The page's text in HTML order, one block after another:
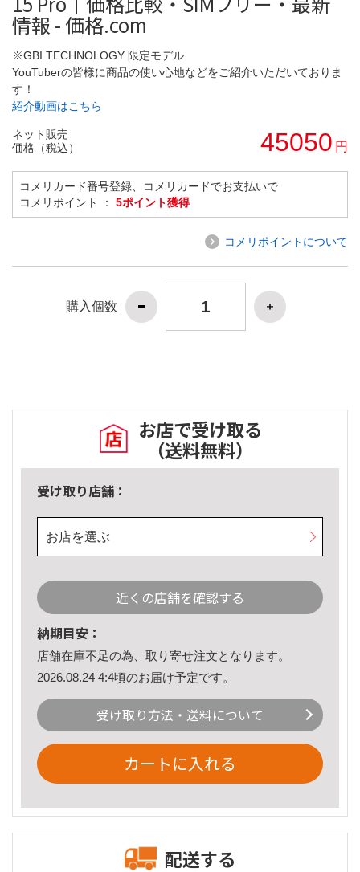
情報 - 価格.com
※GBI.TECHNOLOGY 限定モデル
YouTuberの皆様に商品の使い心地などをご紹介いただいておりま
す！
紹介動画はこちら
ネット販売
価格（税込）
45050 円
コメリカード番号登録、コメリカードでお支払いで
コメリポイント ： 5ポイント獲得
コメリポイントについて
購入個数
お店で受け取る
（送料無料）
受け取り店舗：
お店を選ぶ
近くの店舗を確認する
納期目安：
店舗在庫不足の為、取り寄せ注文となります。
2026.08.24 4:4頃のお届け予定です。
受け取り方法・送料について
カートに入れる
配送する